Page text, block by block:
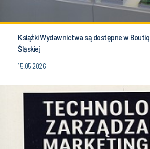
Książki Wydawnictwa są dostępne w
Śląskiej
15.05.2026